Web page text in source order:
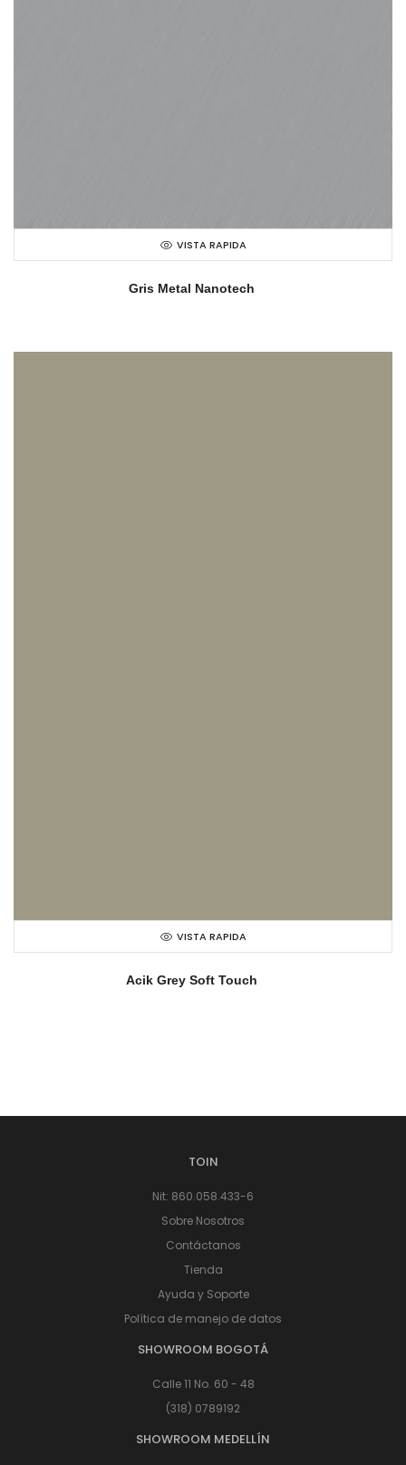
VISTA RAPIDA
Gris Metal Nanotech
VISTA RAPIDA
Acik Grey Soft Touch
TOIN
Nit: 860.058.433-6
Sobre Nosotros
Contáctanos
Tienda
Ayuda y Soporte
Política de manejo de datos
SHOWROOM BOGOTÁ
Calle 11 No. 60 - 48
(318) 0789192
SHOWROOM MEDELLÍN